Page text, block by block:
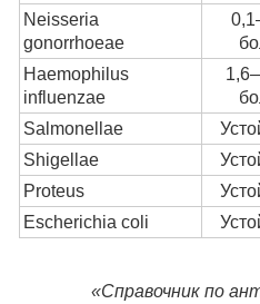
Neisseria
gonorrhoeae
Haemophilus
influenzae
Salmonellae
Shigellae
Proteus
Escherichia coli
«Справочник по